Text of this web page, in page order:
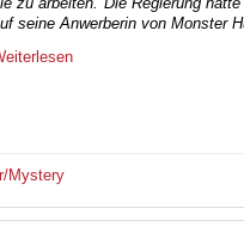
seine Anwerberin von Monster
Mystery